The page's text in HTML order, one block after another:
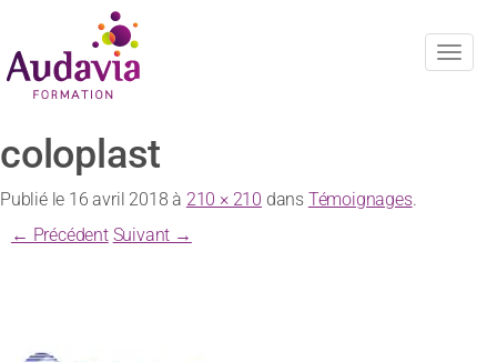
coloplast
Publié le 16 avril 2018 à 210 × 210 dans Témoignages.
← Précédent Suivant →